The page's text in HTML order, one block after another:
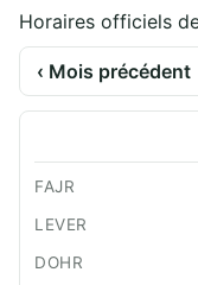
Horaires officiels
‹ Mois précédent